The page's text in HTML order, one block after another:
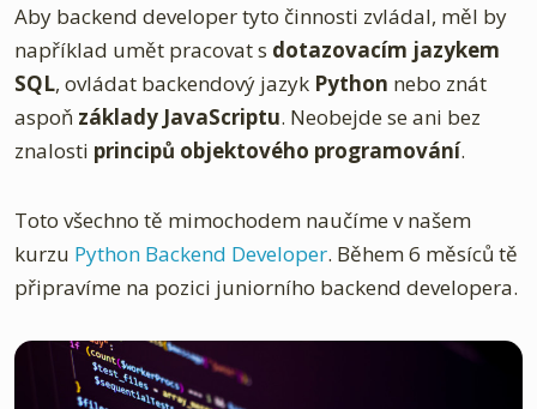
Aby backend developer tyto činnosti zvládal, měl by
například umět pracovat s dotazovacím jazykem
SQL, ovládat backendový jazyk Python nebo znát
aspoň základy JavaScriptu. Neobejde se ani bez
znalosti principů objektového programování.
Toto všechno tě mimochodem naučíme v našem
kurzu Python Backend Developer. Během 6 měsíců tě
připravíme na pozici juniorního backend developera.